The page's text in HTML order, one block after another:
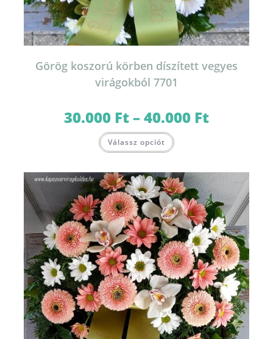
Görög koszorú körben díszített vegyes
virágokból 7701
30.000 Ft–40.000 Ft30.000 Ft
Válassz opciót a
variációja
van.
A
változatok
a
termékoldalon
választhatók
ki